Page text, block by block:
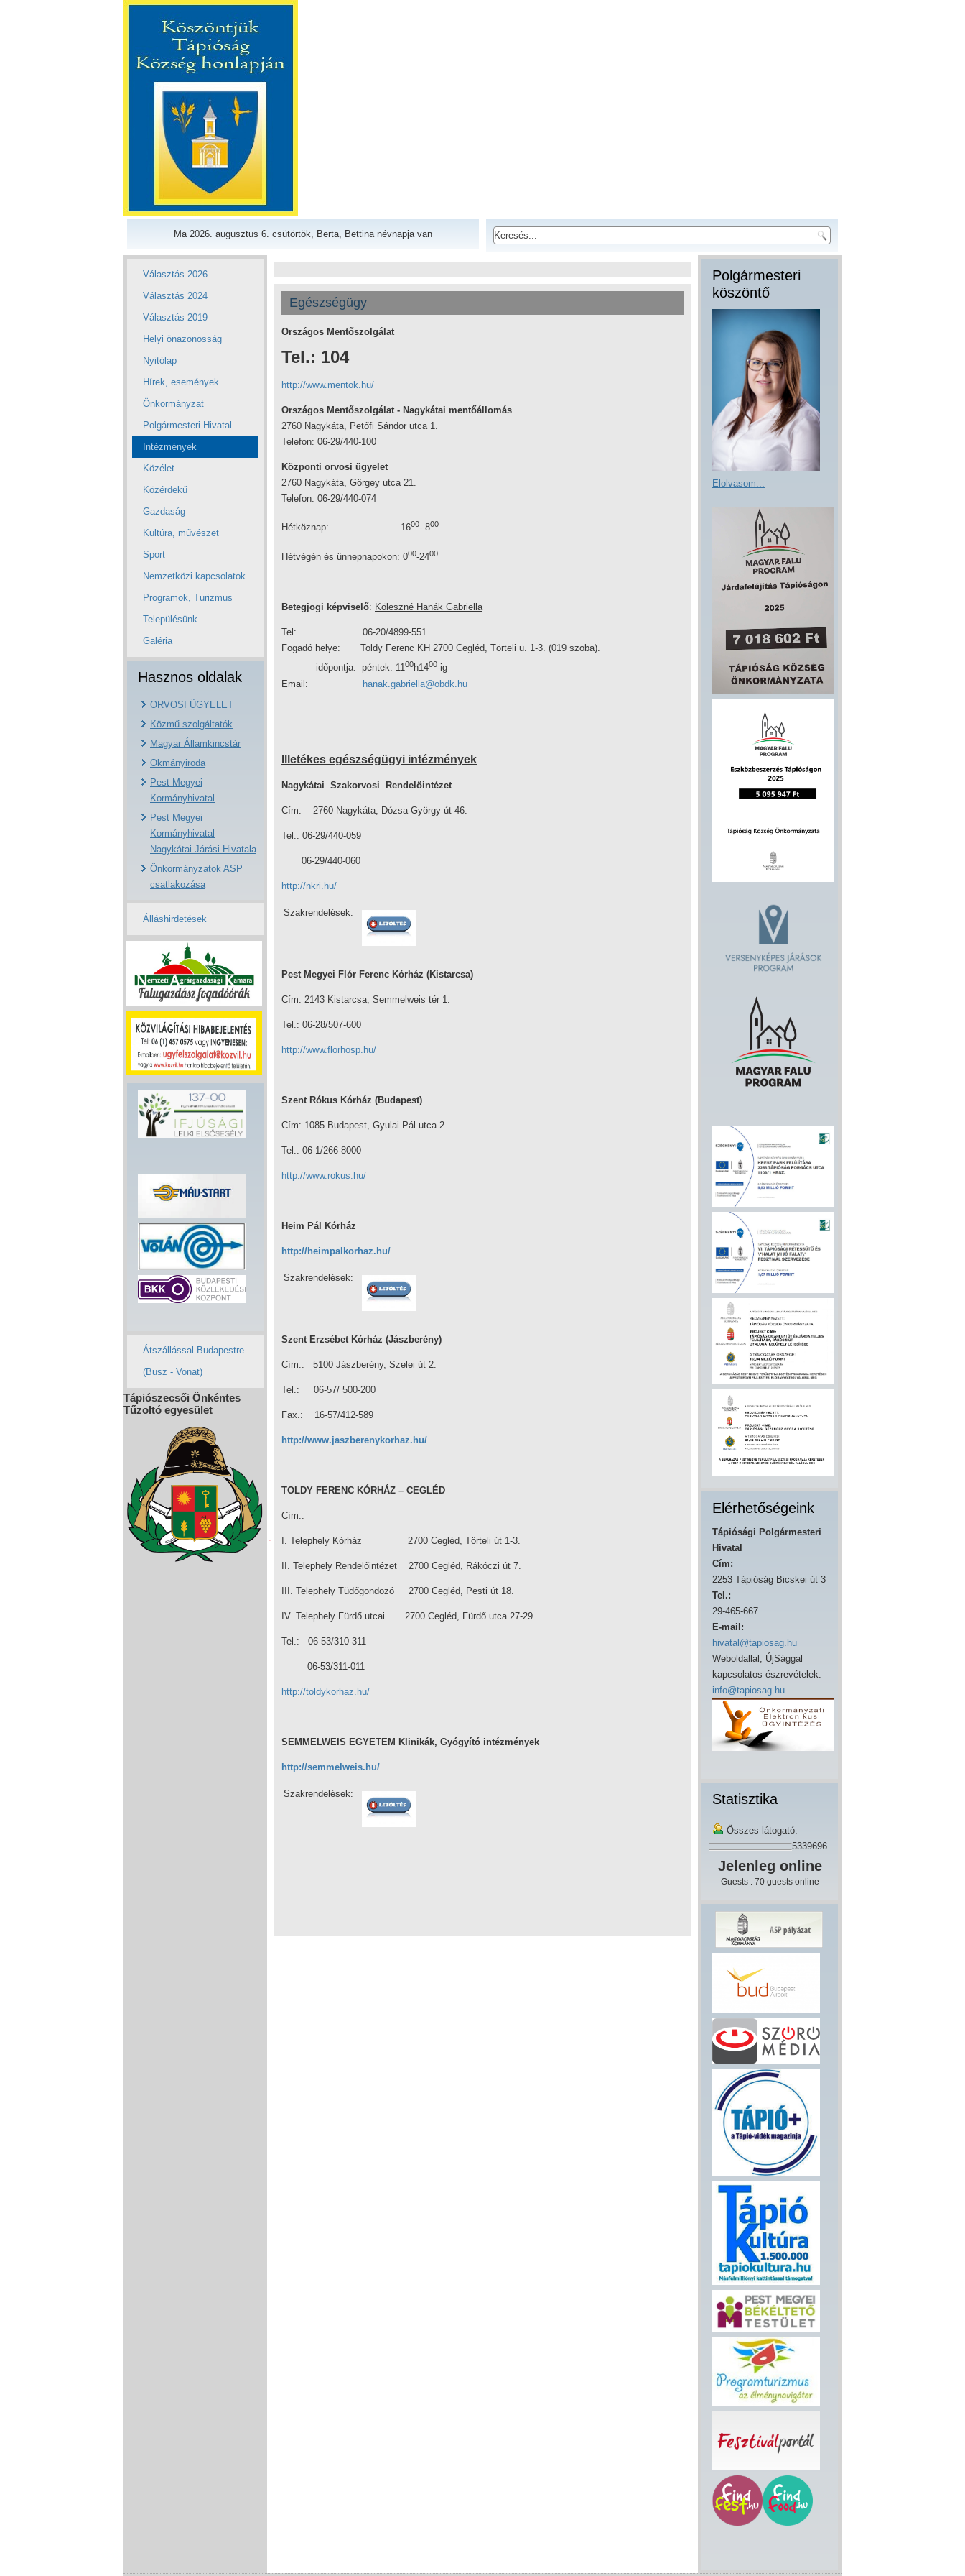
Ma 2026. augusztus 6. csütörtök, Berta, Bettina névnapja van
Választás 2026
Választás 2024
Választás 2019
Helyi önazonosság
Nyitólap
Hírek, események
Önkormányzat
Polgármesteri Hivatal
Intézmények
Közélet
Közérdekű
Gazdaság
Kultúra, művészet
Sport
Nemzetközi kapcsolatok
Programok, Turizmus
Településünk
Galéria
Hasznos oldalak
ORVOSI ÜGYELET
Közmű szolgáltatók
Magyar Államkincstár
Okmányiroda
Pest Megyei
Kormányhivatal
Pest Megyei
Kormányhivatal
Nagykátai Járási Hivatala
Önkormányzatok ASP
csatlakozása
Álláshirdetések
Átszállással Budapestre
(Busz - Vonat)
Tápiószecsői Önkéntes
Tűzoltó egyesület
Egészségügy
Országos Mentőszolgálat
Tel.: 104
http://www.mentok.hu/
Országos Mentőszolgálat - Nagykátai mentőállomás
2760 Nagykáta, Petőfi Sándor utca 1.
Telefon: 06-29/440-100
Központi orvosi ügyelet
2760 Nagykáta, Görgey utca 21.
Telefon: 06-29/440-074
Hétköznap: 1600- 800
Hétvégén és ünnepnapokon: 000-2400
Betegjogi képviselő: Köleszné Hanák Gabriella
Tel: 06-20/4899-551
Fogadó helye: Toldy Ferenc KH 2700 Cegléd, Törteli u. 1-3. (019 szoba).
időpontja: péntek: 1100h1400-ig
Email:
hanak.gabriella@obdk.hu
Illetékes egészségügyi intézmények
Nagykátai Szakorvosi Rendelőintézet
Cím: 2760 Nagykáta, Dózsa György út 46.
Tel.: 06-29/440-059
06-29/440-060
http://nkri.hu/
Szakrendelések:
Pest Megyei Flór Ferenc Kórház (Kistarcsa)
Cím: 2143 Kistarcsa, Semmelweis tér 1.
Tel.: 06-28/507-600
http://www.florhosp.hu/
Szent Rókus Kórház (Budapest)
Cím: 1085 Budapest, Gyulai Pál utca 2.
Tel.: 06-1/266-8000
http://www.rokus.hu/
Heim Pál Kórház
http://heimpalkorhaz.hu/
Szakrendelések:
Szent Erzsébet Kórház (Jászberény)
Cím.: 5100 Jászberény, Szelei út 2.
Tel.: 06-57/ 500-200
Fax.: 16-57/412-589
http://www.jaszberenykorhaz.hu/
TOLDY FERENC KÓRHÁZ – CEGLÉD
Cím.:
I. Telephely Kórház 2700 Cegléd, Törteli út 1-3.
II. Telephely Rendelőintézet 2700 Cegléd, Rákóczi út 7.
III. Telephely Tüdőgondozó 2700 Cegléd, Pesti út 18.
IV. Telephely Fürdő utcai 2700 Cegléd, Fürdő utca 27-29.
Tel.: 06-53/310-311
06-53/311-011
http://toldykorhaz.hu/
SEMMELWEIS EGYETEM Klinikák, Gyógyító intézmények
http://semmelweis.hu/
Szakrendelések:
Polgármesteri
köszöntő
Elolvasom...
Elérhetőségeink
Tápiósági Polgármesteri
Hivatal
Cím:
2253 Tápióság Bicskei út 3
Tel.:
29-465-667
E-mail:
hivatal@tapiosag.hu
Weboldallal, ÚjSággal
kapcsolatos észrevételek:
info@tapiosag.hu
Statisztika
Összes látogató:
5339696
Jelenleg online
Guests : 70 guests online